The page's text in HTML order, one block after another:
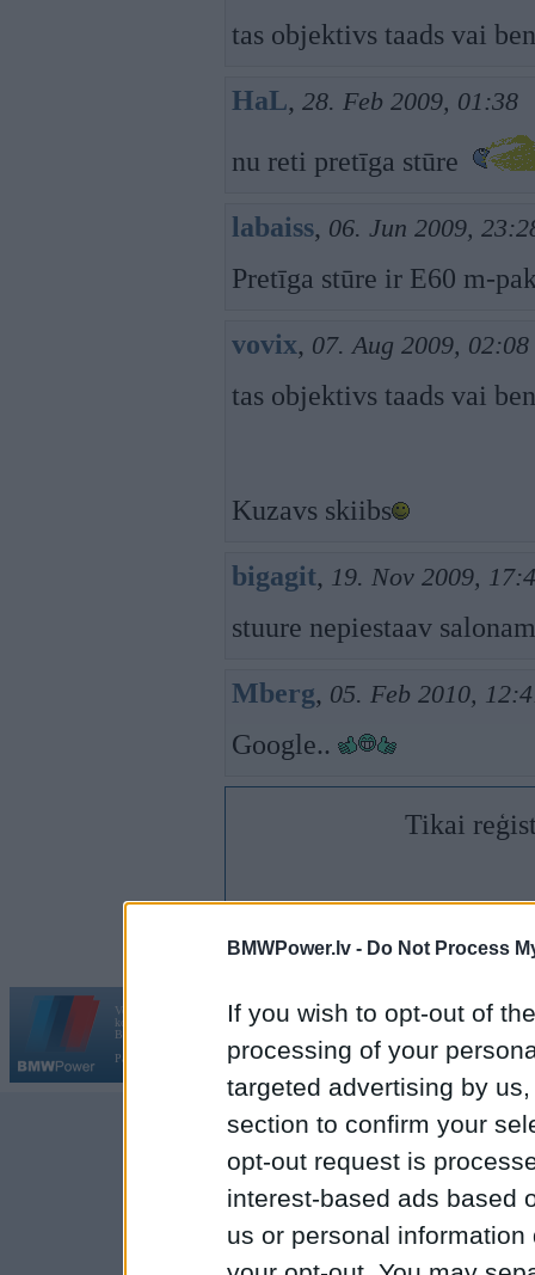
BMWPower.lv - Do Not Process
If you wish to opt-out of
processing of your
targeted advertising by
section to confirm your
opt-out request is
interest-based ads based
us or personal
tas objektivs taads vai
HaL, 28. Feb 2009, 01:38
nu reti pretīga stūre
labaiss, 06. Jun 2009,
Pretīga stūre ir E60 m-
vovix, 07. Aug 2009, 02:08
tas objektivs taads vai
Kuzavs skiibs
bigagit, 19. Nov 2009,
stuure nepiestaav salonam
Mberg, 05. Feb 2010,
Google..
Tikai
Vortāls BMWPower.lv darbojas
kopš 2002. gada 14. maija. Tas nav auto klubs un nav saistīts ar
BMW AG.
Par BMWPower
Kontakti|Reklāma